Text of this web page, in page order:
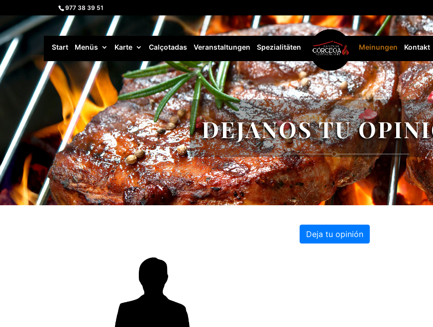
977 38 39 51
Start Menüs Karte Calçotadas Veranstaltungen Spezialitäten Meinungen Kontakt
DEJANOS TU
Deja tu opinión